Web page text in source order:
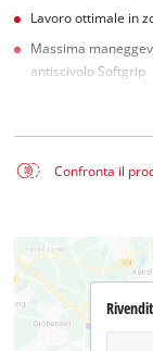
Lavoro ottimale in
Massima
antiscivolo Softgrip
Confronta il